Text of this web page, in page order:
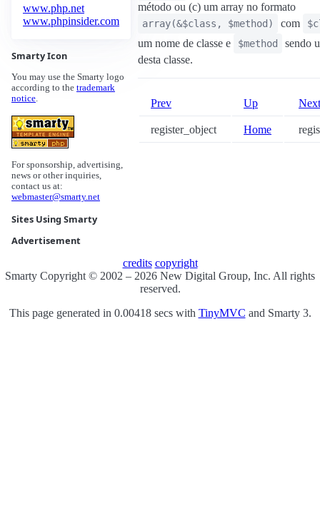
www.php.net
www.phpinsider.com
Smarty Icon
You may use the Smarty logo
according to the trademark
notice.
For sponsorship, advertising,
news or other inquiries,
contact us at:
webmaster@smarty.net
Sites Using Smarty
Advertisement
método ou (c) um array no formato
array(&$class, $method) com
um nome de classe e $method
sendo
desta classe.
Prev Up Next
register_object Home
credits copyright
Smarty Copyright © 2002 – 2026 New Digital Group, Inc. All rights
reserved.
This page generated in 0.00418 secs with TinyMVC and Smarty 3.